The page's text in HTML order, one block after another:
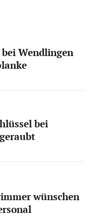
Wendlingen
bei
wünschen